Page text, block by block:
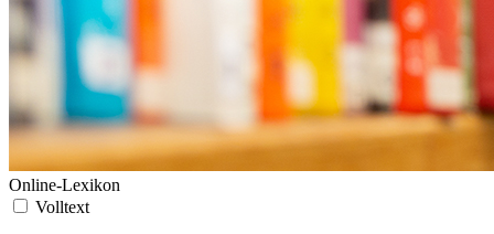
Online-Lexikon
Volltext